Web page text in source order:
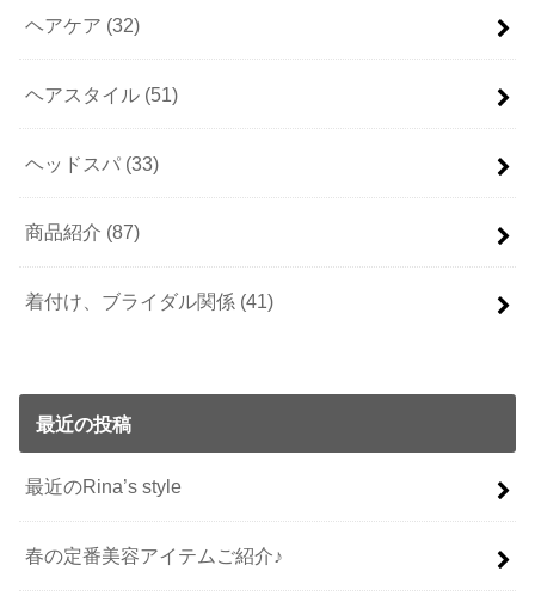
ヘアケア (32)
ヘアスタイル (51)
ヘッドスパ (33)
商品紹介 (87)
着付け、ブライダル関係 (41)
最近の投稿
最近のRina’s style
春の定番美容アイテムご紹介♪